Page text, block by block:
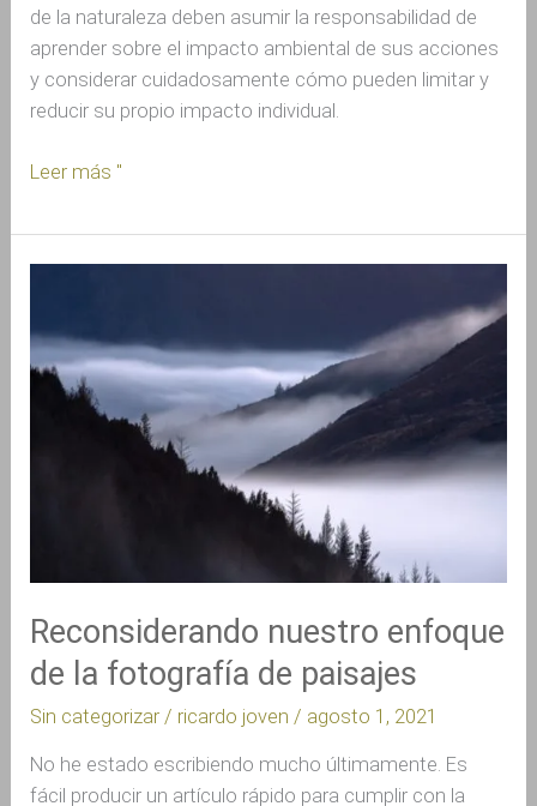
de la naturaleza deben asumir la responsabilidad de
aprender sobre el impacto ambiental de sus acciones
y considerar cuidadosamente cómo pueden limitar y
reducir su propio impacto individual.
Leer más "
Reconsiderando nuestro enfoque
de la fotografía de paisajes
Sin categorizar / ricardo joven / agosto 1, 2021
No he estado escribiendo mucho últimamente. Es
fácil producir un artículo rápido para cumplir con la
enfoque
de